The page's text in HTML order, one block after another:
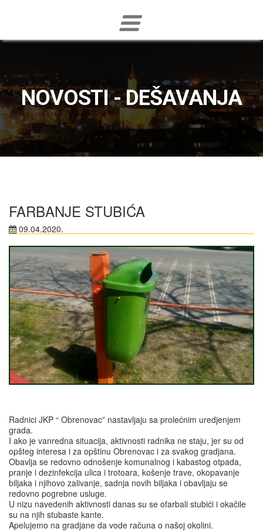
NOVOSTI - DEŠAVANJA
FARBANJE STUBIĆA
09.04.2020.
Radnici JKP “ Obrenovac” nastavljaju sa prolećnim uredjenjem
grada.
I ako je vanredna situacija, aktivnosti radnika ne staju, jer su od
opšteg interesa i za opštinu Obrenovac i za svakog gradjana.
Obavlja se redovno odnošenje komunalnog i kabastog otpada,
pranje i dezinfekcija ulica i trotoara, košenje trave, okopavanje
biljaka i njihovo zalivanje, sadnja novih biljaka i obavljaju se
redovno pogrebne usluge.
U nizu navedenih aktivnosti danas su se ofarbali stubići i okačile
su na njih stubaste kante.
Apelujemo na gradjane da vode računa o našoj okolini.